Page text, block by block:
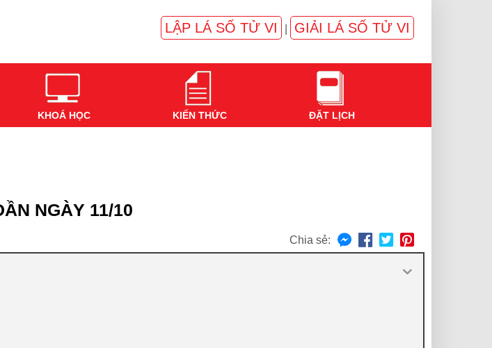
LẬP LÁ SỐ TỬ VI GIẢI LÁ SỐ TỬ VI
KHOÁ HỌC KIẾN THỨC ĐẶT LỊCH
NGÀY 11/10
Chia sẻ: